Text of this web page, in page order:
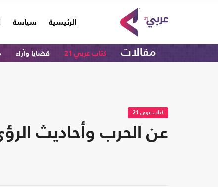
الرئيسية
(current) سياسة
مقالات كتاب عربي 21 قضايا وآراء
كتاب عربي 21
عن الحرب وأحاديث